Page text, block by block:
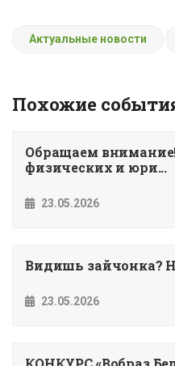
Актуальные новости
Похожие
Обращаем
физических и юри...
23.05.2026
Видишь зайчонка?
23.05.2026